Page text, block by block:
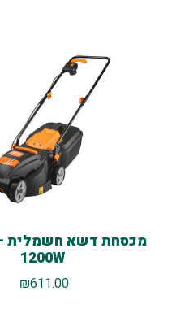
1200W
₪611.00